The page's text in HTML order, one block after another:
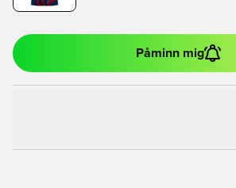
Påminn mig